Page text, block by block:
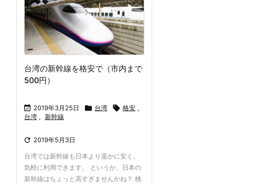
台湾の新幹線を格安で（市内まで
500円）
 2019年3月25日  台湾  格安 ,
台湾 , 新幹線
 2019年5月3日
台湾では新幹線も日本より遥かに安く、
気軽に利用できます。 というか、日本の
新幹線はちょっと高すぎませんかね？ 桃